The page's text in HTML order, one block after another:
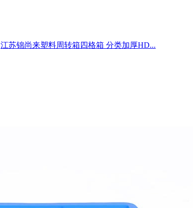
江苏锦尚来塑料周转箱四格箱 分类加厚HD...